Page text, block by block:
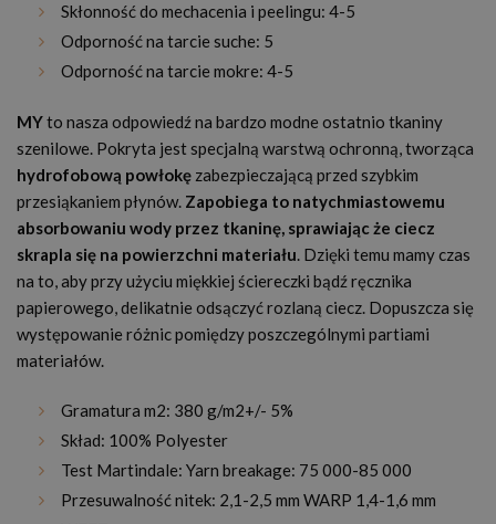
Skłonność do mechacenia i peelingu: 4-5
Odporność na tarcie suche: 5
Odporność na tarcie mokre: 4-5
MYto nasza odpowiedź na bardzo modne ostatnio tkaniny
szenilowe. Pokryta jest specjalną warstwą ochronną, tworząca
hydrofobową powłokę zabezpieczającą przed szybkim
przesiąkaniem płynów. Zapobiega to natychmiastowemu
absorbowaniu wody przez tkaninę, sprawiając że ciecz
skrapla się na powierzchni materiału. Dzięki temu mamy czas
na to, aby przy użyciu miękkiej ściereczki bądź ręcznika
papierowego, delikatnie odsączyć rozlaną ciecz. Dopuszcza się
występowanie różnic pomiędzy poszczególnymi partiami
materiałów.
Gramatura m2: 380 g/m2+/- 5%
Skład: 100% Polyester
Test Martindale: Yarn breakage: 75 000-85 000
Przesuwalność nitek: 2,1-2,5 mm WARP 1,4-1,6 mm